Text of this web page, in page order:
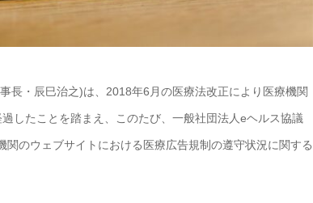
長・辰巳治之)は、2018年6月の医療法改正により医療機関
したことを踏まえ、このたび、一般社団法人eヘルス協議
のウェブサイトにおける医療広告規制の遵守状況に関する